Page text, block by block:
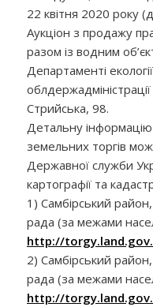
22 квітня 2020 року
Аукціон з продажу
разом із водним
Департаменті
Стрийська, 98.
Детальну
земельних торгів
Державної служби
картографії та
1) Самбірський
рада (за межами
http://
2) Самбірський
рада (за межами
http://